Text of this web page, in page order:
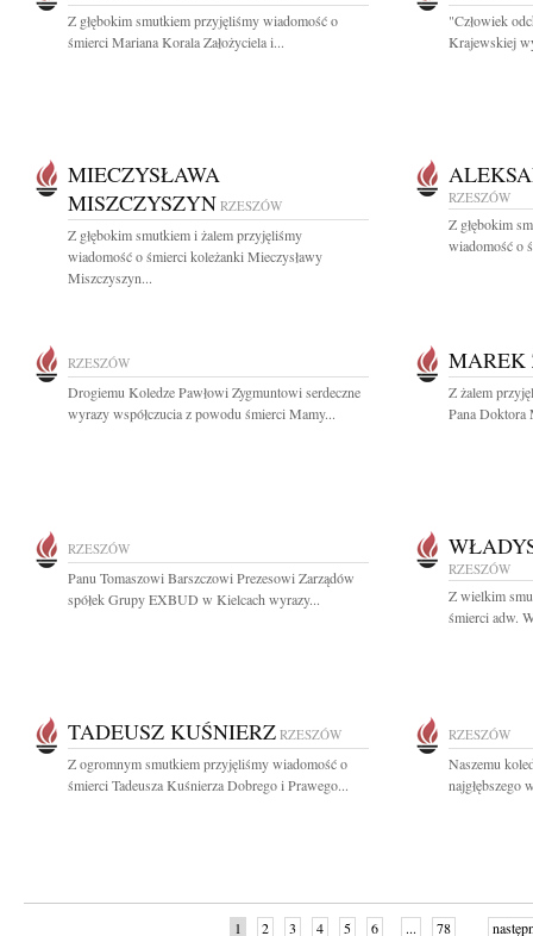
Z głębokim smutkiem przyjęliśmy wiadomość o
śmierci Mariana Korala Założyciela i...
"Człowiek
Krajewskiej
MIECZYSŁAWA
MISZCZYSZYN RZESZÓW
Z głębokim smutkiem i żalem przyjęliśmy
wiadomość o śmierci koleżanki Mieczysławy
Miszczyszyn...
RZESZÓW
Z głębokim
wiadomość o
RZESZÓW
Drogiemu Koledze Pawłowi Zygmuntowi serdeczne
wyrazy współczucia z powodu śmierci Mamy...
MAREK
Z żalem
Pana Doktora
RZESZÓW
Panu Tomaszowi Barszczowi Prezesowi Zarządów
spółek Grupy EXBUD w Kielcach wyrazy...
RZESZÓW
Z wielkim
śmierci adw.
TADEUSZ KUŚNIERZ RZESZÓW
Z ogromnym smutkiem przyjęliśmy wiadomość o
śmierci Tadeusza Kuśnierza Dobrego i Prawego...
RZESZÓW
Naszemu
najgłębszego
1 2 3 4 5 6 ... 78